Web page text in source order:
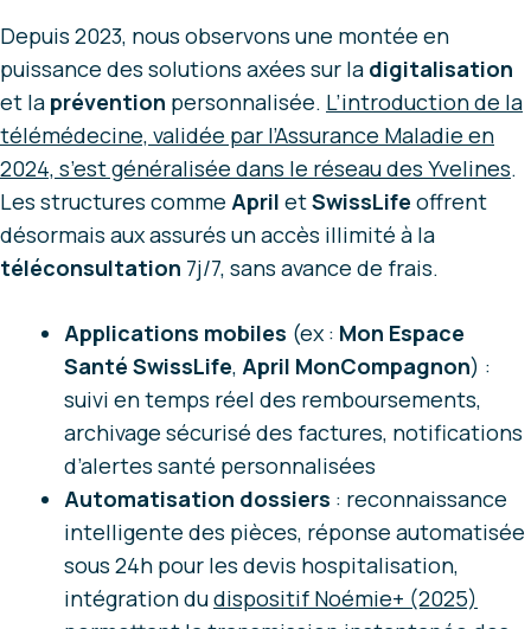
Depuis 2023, nous observons une montée en
puissance des solutions axées sur la digitalisation
et la prévention personnalisée. L’introduction de la
télémédecine, validée par l’Assurance Maladie en
2024, s’est généralisée dans le réseau des Yvelines.
Les structures comme April etSwissLife offrent
désormais aux assurés un accès illimité à la
téléconsultation 7j/7, sans avance de frais.
Applications mobiles (ex : Mon Espace
Santé SwissLife, April MonCompagnon) :
suivi en temps réel des remboursements,
archivage sécurisé des factures, notifications
d’alertes santé personnalisées
Automatisation dossiers : reconnaissance
intelligente des pièces, réponse automatisée
sous 24h pour les devis hospitalisation,
intégration dudispositif Noémie+ (2025)